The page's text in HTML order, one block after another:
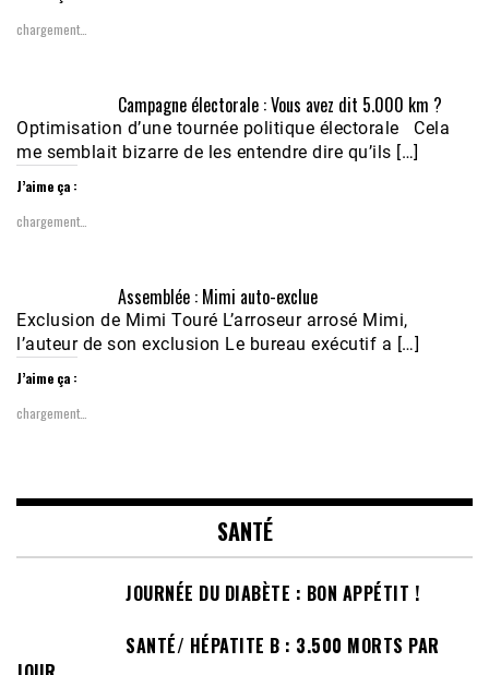
chargement…
Campagne électorale : Vous avez dit 5.000 km ?
Optimisation d’une tournée politique électorale Cela
me semblait bizarre de les entendre dire qu’ils […]
J’aime ça :
chargement…
Assemblée : Mimi auto-exclue
Exclusion de Mimi Touré L’arroseur arrosé Mimi,
l’auteur de son exclusion Le bureau exécutif a […]
J’aime ça :
chargement…
SANTÉ
JOURNÉE DU DIABÈTE : BON APPÉTIT !
SANTÉ/ HÉPATITE B : 3.500 MORTS PAR